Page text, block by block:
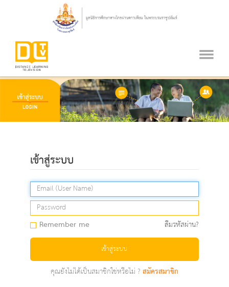
เข้าสู่ระบบ
Remember me ลืมรหัสผ่าน?
เข้าสู่ระบบ
คุณยังไม่ได้เป็นสมาชิกใช่หรือไม่ ?สมัครสมาชิก